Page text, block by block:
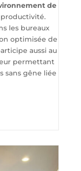
de
les bureaux
optimisée de
aussi au
permettant
sans gêne liée